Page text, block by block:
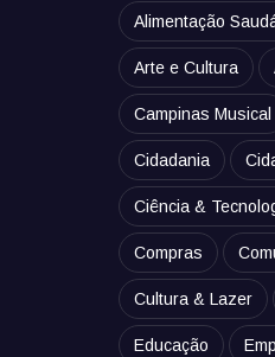
Alimentação
Arte e Cultura
Campinas Musical
Cidadania
Ciência &
Compras
Cultura & Lazer
Educação